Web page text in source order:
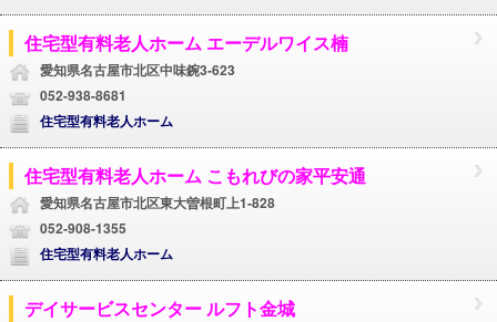
住宅型有料老人ホーム エーデルワイス楠
愛知県名古屋市北区中味鋺3-623
052-938-8681
住宅型有料老人ホーム
住宅型有料老人ホーム こもれびの家平安通
愛知県名古屋市北区東大曽根町上1-828
052-908-1355
住宅型有料老人ホーム
デイサービスセンター ルフト金城